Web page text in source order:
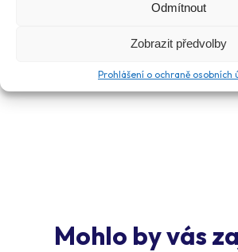
Odmítnout
Zobrazit předvolby
Prohlášení o ochraně osobních
se widget zobrazí až po návratu
Mohlo by vás